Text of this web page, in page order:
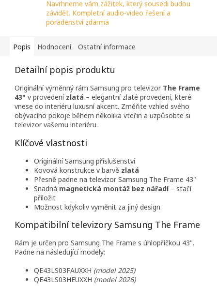
Navrhneme vám zážitek, který sousedi budou
závidět. Kompletní audio-video řešení a
poradenství zdarma
Popis Hodnocení Ostatní informace
Detailní popis produktu
Originální výměnný rám Samsung pro televizor The Frame
43" v provedení zlatá – elegantní zlaté provedení, které
vnese do interiéru luxusní akcent. Změňte vzhled svého
obývacího pokoje během několika vteřin a uzpůsobte si
televizor vašemu interiéru.
Klíčové vlastnosti
Originální Samsung příslušenství
Kovová konstrukce v barvě zlatá
Přesně padne na televizor Samsung The Frame 43"
Snadná magnetická montáž bez nářadí– stačí
přiložit
Možnost kdykoliv vyměnit za jiný design
Kompatibilní televizory Samsung The Frame
Rám je určen pro Samsung The Frame s úhlopříčkou 43".
Padne na následující modely:
QE43LS03FAUXXH (model 2025)
QE43LS03HEUXXH (model 2026)